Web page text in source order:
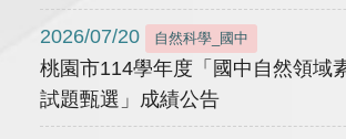
2026/07/20 自然科學_國中
桃園市114學年度「國中自然領域
試題甄選」成績公告